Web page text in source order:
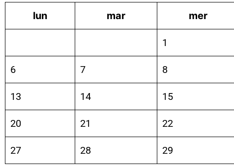
lun
mar mer
1
6 7 8
13 14 15
20 21 22
27 28 29